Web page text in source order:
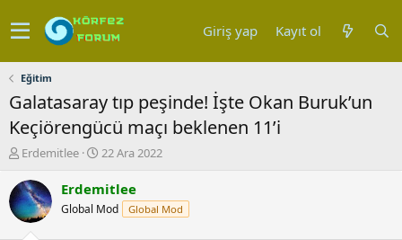
Giriş yap Kayıt ol
Eğitim
Galatasaray tıp peşinde! İşte Okan Buruk’un
Keçiörengücü maçı beklenen 11’i
K
n
u
y
Erdemitlee
B
ş
a
22 Ara 2022
Erdemitlee
Global Mod Global Mod